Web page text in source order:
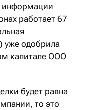
информации
работает 67
уже одобрила
капитале ООО
будет равна
то это